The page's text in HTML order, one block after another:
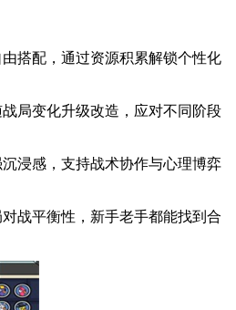
搭配，通过资源积累解锁个性化
局变化升级改造，应对不同阶段
浸感，支持战术协作与心理博弈
战平衡性，新手老手都能找到合